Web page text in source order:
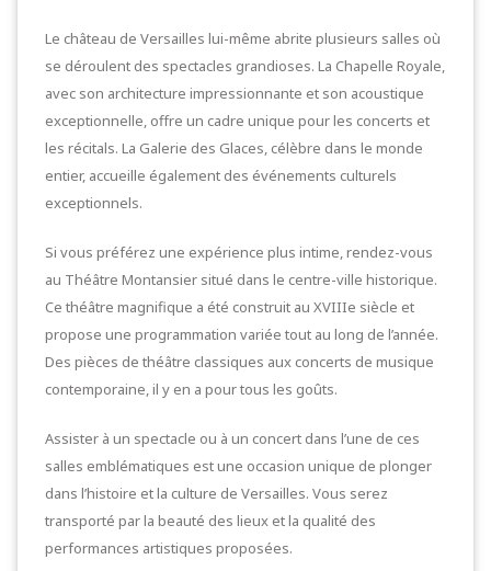
Le château de Versailles lui-même abrite plusieurs salles où
se déroulent des spectacles grandioses. La Chapelle Royale,
avec son architecture impressionnante et son acoustique
exceptionnelle, offre un cadre unique pour les concerts et
les récitals. La Galerie des Glaces, célèbre dans le monde
entier, accueille également des événements culturels
exceptionnels.
Si vous préférez une expérience plus intime, rendez-vous
au Théâtre Montansier situé dans le centre-ville historique.
Ce théâtre magnifique a été construit au XVIIIe siècle et
propose une programmation variée tout au long de l’année.
Des pièces de théâtre classiques aux concerts de musique
contemporaine, il y en a pour tous les goûts.
Assister à un spectacle ou à un concert dans l’une de ces
salles emblématiques est une occasion unique de plonger
dans l’histoire et la culture de Versailles. Vous serez
transporté par la beauté des lieux et la qualité des
performances artistiques proposées.